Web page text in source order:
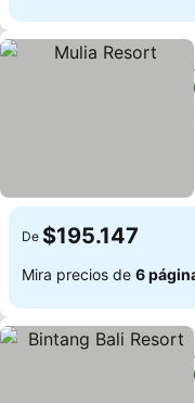
De $195.147
Mira precios de 6